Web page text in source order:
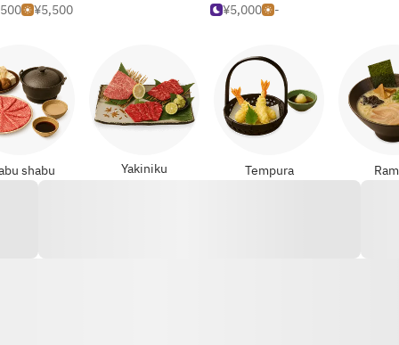
¥5,500
¥5,000
-
shabu Yakiniku Tempura